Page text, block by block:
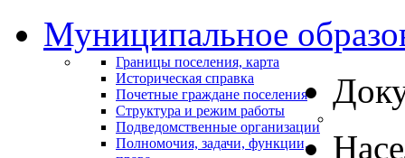
Муниципальное
Границы поселения, карта
Историческая справка
Почетные граждане поселения
Структура и режим работы
Подведомственные организации
Полномочия, задачи, функции,